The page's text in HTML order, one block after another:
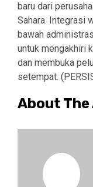
baru dari
Sahara. Integrasi
bawah
untuk mengakhiri
dan membuka
setempat.
About